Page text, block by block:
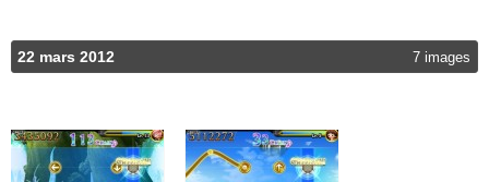
22 mars 2012 7 images